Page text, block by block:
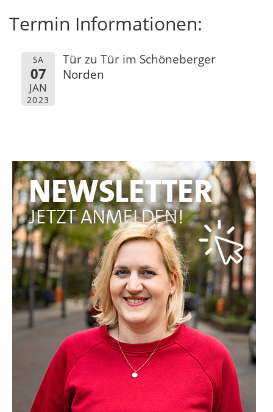
Termin Informationen:
SA
07
JAN
2023
Tür zu Tür im Schöneberger
Norden